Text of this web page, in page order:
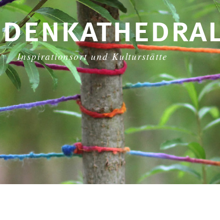
Inspirationsort und Kulturstätte